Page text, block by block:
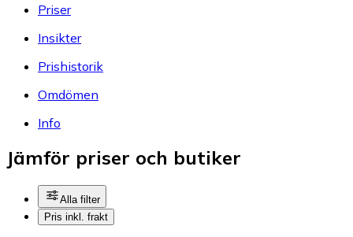
Priser
Insikter
Prishistorik
Omdömen
Info
Jämför priser och butiker
Alla filter
Pris inkl. frakt